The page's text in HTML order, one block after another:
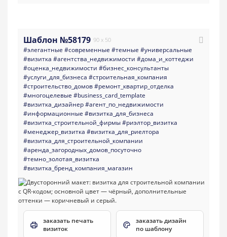
Шаблон №58179 90 x 50
#элегантные #современные #темные #универсальные
#визитка #агентства_недвижимости #дома_и_коттеджи
#оценка_недвижимости #бизнес_консультанты
#услуги_для_бизнеса #строительная_компания
#строительство_домов#ремонт_квартир_отделка
#многоцелевые #business_card_template
#визитка_дизайнер#агент_по_недвижимости
#информационные #визитка_для_бизнеса
#визитка_строительной_фирмы#риэлтор_визитка
#менеджер_визитка #визитка_для_риелтора
#визитка_для_строительной_компании
#аренда_загородных_домов_посуточно
#темно_золотая_визитка
#визитка_бренд_компания_магазин
заказать печать
визиток
заказать дизайн
по шаблону